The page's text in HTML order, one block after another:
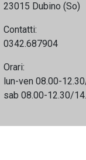
23015 Dubino (So)
Contatti:
0342.687904
Orari:
lun-ven 08.00-
sab 08.00-12.30/